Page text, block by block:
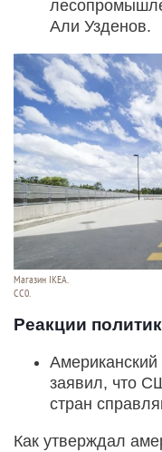
Али Узденов.
Магазин IKEA.
CC0.
Реакции
Американский
заявил, что
стран
Как утверждал